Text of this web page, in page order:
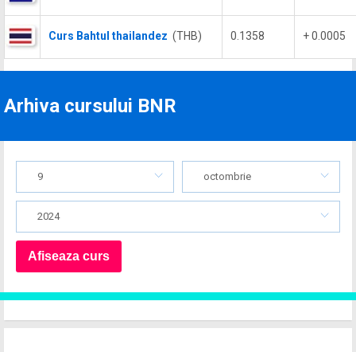
Curs Bahtul thailandez (THB) 0.1358 + 0.0005
Arhiva cursului BNR
9 octombrie
2024